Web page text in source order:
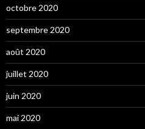
octobre 2020
septembre 2020
août 2020
juillet 2020
juin 2020
mai 2020